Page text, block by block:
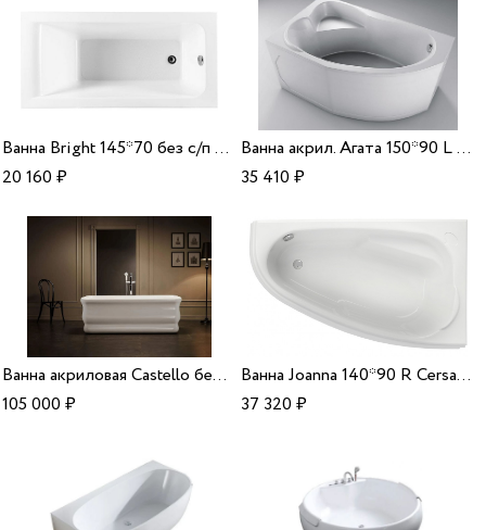
Ванна Bright 145*70 без с/п Aquanet
20 160₽
Ванна акрил. Агата 150*90 L Aquavel
35 410₽
Ванна акриловая Castello белая 170*80*62 Alparini
105 000₽
Ванна Joanna 140*90 R Cersanit
37 320₽